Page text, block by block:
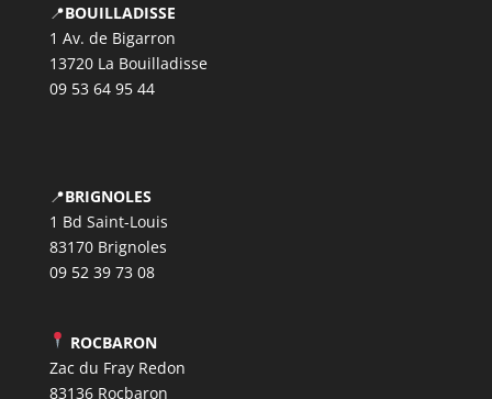
📍BOUILLADISSE
1 Av. de Bigarron
13720 La Bouilladisse
09 53 64 95 44
📍BRIGNOLES
1 Bd Saint-Louis
83170 Brignoles
09 52 39 73 08
ROCBARON
Zac du Fray Redon
83136 Rocbaron